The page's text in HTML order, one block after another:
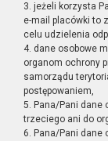
3. jeżeli korzysta
e-mail placówki to
celu udzielenia
4. dane osobowe
organom ochrony
samorządu
postępowaniem,
5. Pana/Pani dane
trzeciego ani do
6. Pana/Pani dane